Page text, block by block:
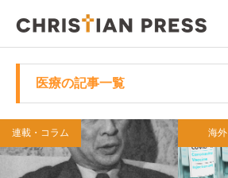
医療の記事一覧
連載・コラム 海外